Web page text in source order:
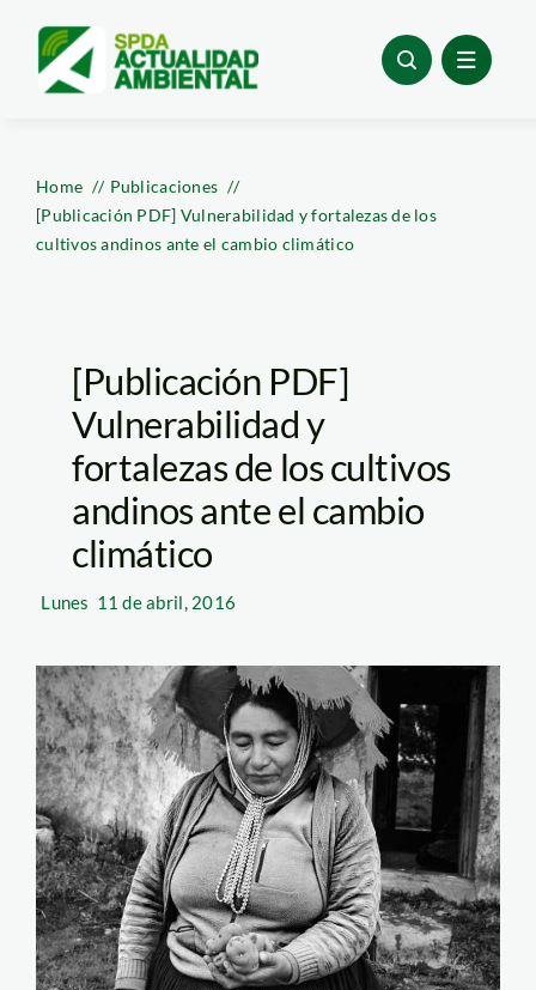
content
Home
Publicaciones
[Publicación PDF] Vulnerabilidad y fortalezas de los
cultivos andinos ante el cambio climático
[Publicación PDF]
Vulnerabilidad y
fortalezas de los cultivos
andinos ante el cambio
climático
Lunes 11 de abril, 2016